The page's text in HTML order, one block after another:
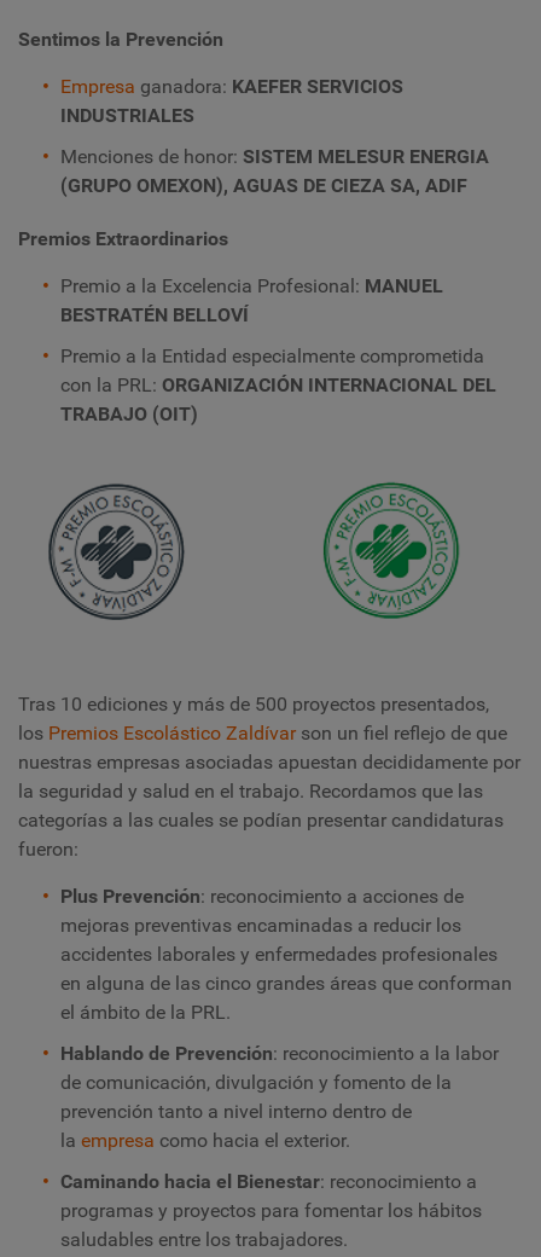
Sentimos la Prevención
Empresa ganadora: KAEFER SERVICIOS
INDUSTRIALES
Menciones de honor: SISTEM MELESUR ENERGIA
(GRUPO OMEXON), AGUAS DE CIEZA SA, ADIF
Premios Extraordinarios
Premio a la Excelencia Profesional: MANUEL
BESTRATÉN BELLOVÍ
Premio a la Entidad especialmente comprometida
con la PRL: ORGANIZACIÓN INTERNACIONAL DEL
TRABAJO (OIT)
Tras 10 ediciones y más de 500 proyectos presentados,
los Premios Escolástico Zaldívar son un fiel reflejo de que
nuestras empresas asociadas apuestan decididamente por
la seguridad y salud en el trabajo. Recordamos que las
categorías a las cuales se podían presentar candidaturas
fueron:
Plus Prevención: reconocimiento a acciones de
mejoras preventivas encaminadas a reducir los
accidentes laborales y enfermedades profesionales
en alguna de las cinco grandes áreas que conforman
el ámbito de la PRL.
Hablando de Prevención: reconocimiento a la labor
de comunicación, divulgación y fomento de la
prevención tanto a nivel interno dentro de
la empresa como hacia el exterior.
Caminando hacia el Bienestar: reconocimiento a
programas y proyectos para fomentar los hábitos
saludables entre los trabajadores.